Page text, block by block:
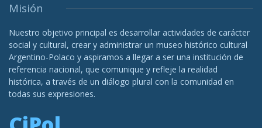
Misión
Nuestro objetivo principal es desarrollar actividades de carácter
social y cultural, crear y administrar un museo histórico cultural
Argentino-Polaco y aspiramos a llegar a ser una institución de
referencia nacional, que comunique y refleje la realidad
histórica, a través de un diálogo plural con la comunidad en
todas sus expresiones.